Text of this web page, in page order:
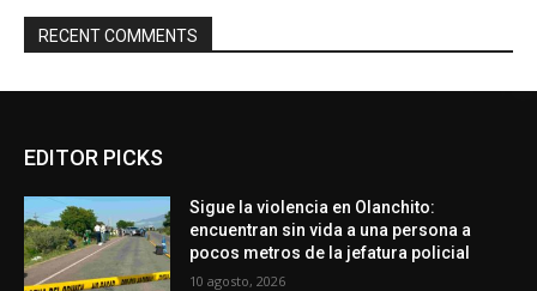
RECENT COMMENTS
EDITOR PICKS
Sigue la violencia en Olanchito:
encuentran sin vida a una persona a
pocos metros de la jefatura policial
10 agosto, 2026